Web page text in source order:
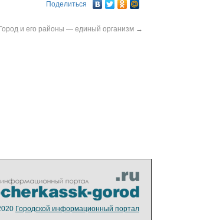
Поделиться
и его районы — единый организм →
Городской информационный портал